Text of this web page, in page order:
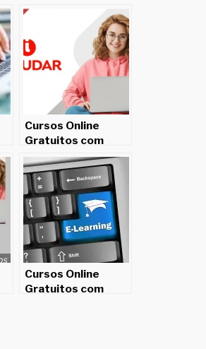
Cursos Online
Gratuitos com
Certificado
Cursos Online
Gratuitos com